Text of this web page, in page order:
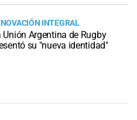
INTEGRAL
Unión Argentina de Rugby
su "nueva identidad"